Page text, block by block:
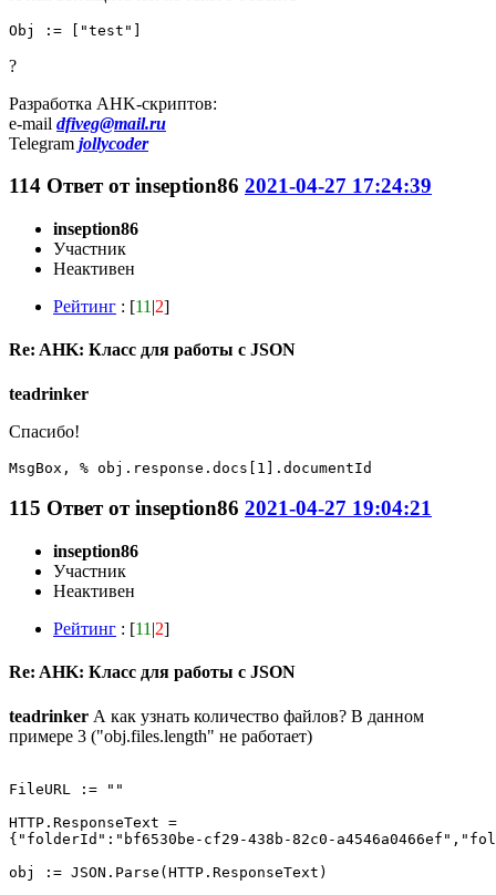
Obj := ["test"]
?
Разработка AHK-скриптов:
e-mail dfiveg@mail.ru
Telegram jollycoder
114 Ответ отinseption86 2021-04-27 17:24:39
inseption86
Участник
Неактивен
Рейтинг : [11 |2]
Re: AHK: Класс для работы с JSON
teadrinker
Cпасибо!
MsgBox, % obj.response.docs[1].documentId
115 Ответ отinseption86 2021-04-27 19:04:21
inseption86
Участник
Неактивен
Рейтинг : [11 |2]
Re: AHK: Класс для работы с JSON
teadrinker А как узнать количество файлов? В данном
примере 3 ("obj.files.length" не работает)
FileURL := ""
HTTP.ResponseText =
{"folderId":"bf6530be-cf29-438b-82c0-
obj := JSON.Parse(HTTP.ResponseText)